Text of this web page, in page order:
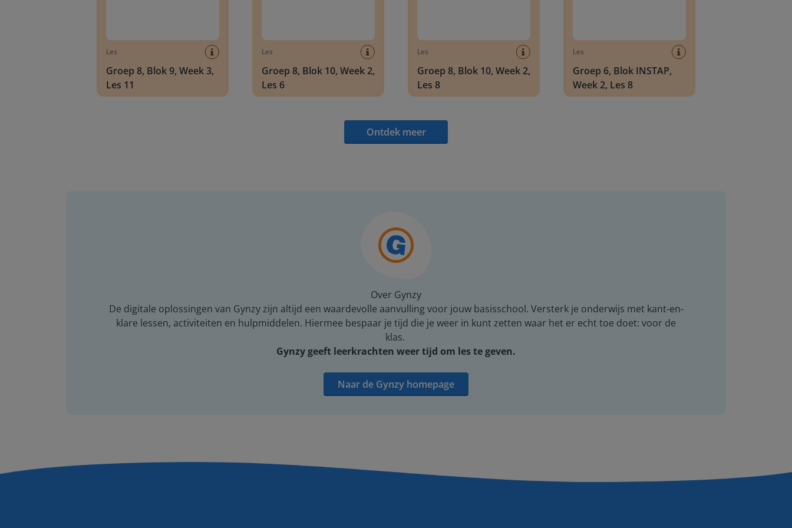
Les
Groep 8, Blok 9, Week 3,
Les 11
Les
Groep 8, Blok 10, Week 2,
Les 6
Les
Groep 8, Blok 10, Week 2,
Les 8
Les
Groep 6, Blok INSTAP,
Week 2, Les 8
Ontdek meer
Over Gynzy
De digitale oplossingen van Gynzy zijn altijd een waardevolle aanvulling voor jouw basisschool. Versterk je onderwijs met kant-en-
klare lessen, activiteiten en hulpmiddelen. Hiermee bespaar je tijd die je weer in kunt zetten waar het er echt toe doet: voor de
klas.
Gynzy geeft leerkrachten weer tijd om les te geven.
Naar de Gynzy homepage